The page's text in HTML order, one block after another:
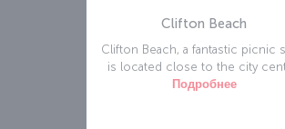
Clifton Beach
Clifton Beach, a fantastic picnic
is located close to the city
Подробнее